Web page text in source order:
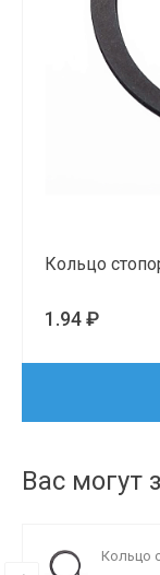
Кольцо
1.94 ₽
Вас могут
Кольцо